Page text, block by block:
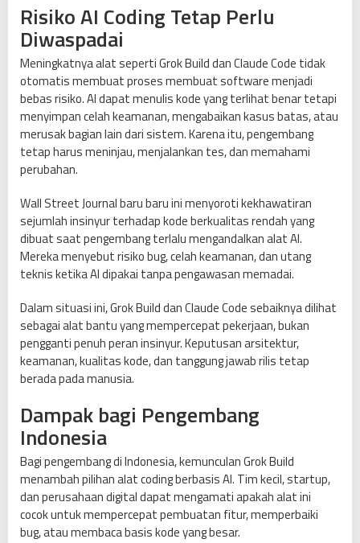
Risiko AI Coding Tetap Perlu
Diwaspadai
Meningkatnya alat seperti Grok Build dan Claude Code tidak
otomatis membuat proses membuat software menjadi
bebas risiko. AI dapat menulis kode yang terlihat benar tetapi
menyimpan celah keamanan, mengabaikan kasus batas, atau
merusak bagian lain dari sistem. Karena itu, pengembang
tetap harus meninjau, menjalankan tes, dan memahami
perubahan.
Wall Street Journal baru baru ini menyoroti kekhawatiran
sejumlah insinyur terhadap kode berkualitas rendah yang
dibuat saat pengembang terlalu mengandalkan alat AI.
Mereka menyebut risiko bug, celah keamanan, dan utang
teknis ketika AI dipakai tanpa pengawasan memadai.
Dalam situasi ini, Grok Build dan Claude Code sebaiknya dilihat
sebagai alat bantu yang mempercepat pekerjaan, bukan
pengganti penuh peran insinyur. Keputusan arsitektur,
keamanan, kualitas kode, dan tanggung jawab rilis tetap
berada pada manusia.
Dampak bagi Pengembang
Indonesia
Bagi pengembang di Indonesia, kemunculan Grok Build
menambah pilihan alat coding berbasis AI. Tim kecil, startup,
dan perusahaan digital dapat mengamati apakah alat ini
cocok untuk mempercepat pembuatan fitur, memperbaiki
bug, atau membaca basis kode yang besar.